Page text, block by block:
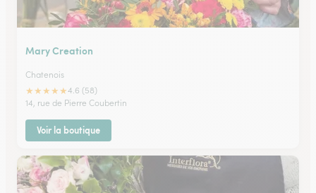
Mary Creation
Chatenois
★★★★★4.6 (58)
14, rue de Pierre Coubertin
Voir la boutique